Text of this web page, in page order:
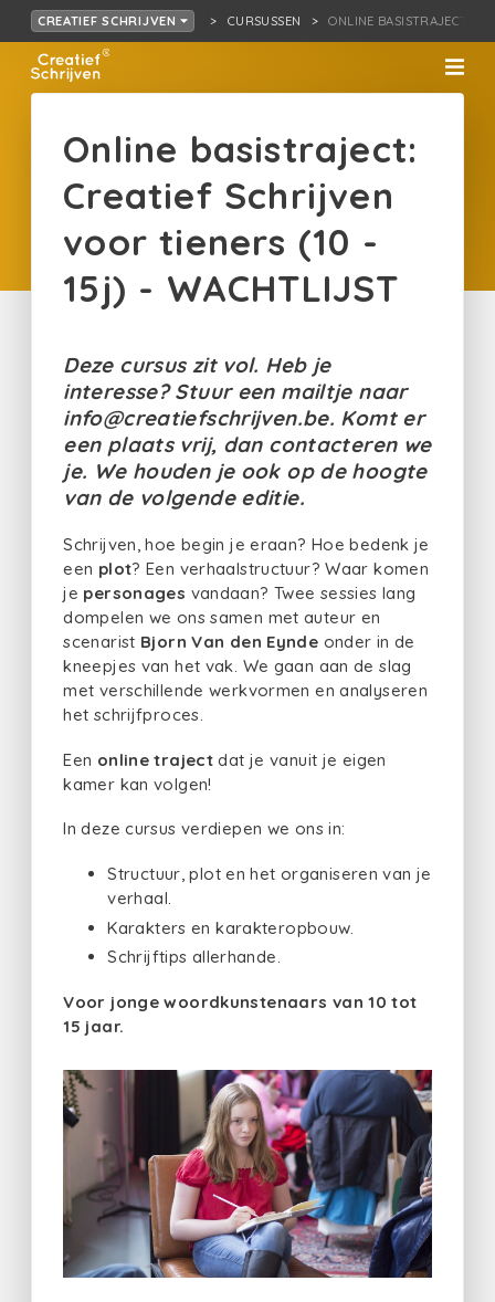
CREATIEF SCHRIJVEN CURSUSSEN ONLINE BASISTRAJECT… -
Online basistraject:
Creatief Schrijven
voor tieners (10 -
15j) - WACHTLIJST
Deze cursus zit vol. Heb je
interesse? Stuur een mailtje naar
info@creatiefschrijven.be. Komt er
een plaats vrij, dan contacteren we
je. We houden je ook op de hoogte
van de volgende editie.
Schrijven, hoe begin je eraan? Hoe bedenk je
een plot? Een verhaalstructuur? Waar komen
je personages vandaan? Twee sessies lang
dompelen we ons samen met auteur en
scenarist Bjorn Van den Eynde onder in de
kneepjes van het vak. We gaan aan de slag
met verschillende werkvormen en analyseren
het schrijfproces.
Een online trajectdat je vanuit je eigen
kamer kan volgen!
In deze cursus verdiepen we ons in:
Structuur, plot en het organiseren van je
verhaal.
Karakters en karakteropbouw.
Schrijftips allerhande.
Voor jonge woordkunstenaars van 10 tot
15 jaar.